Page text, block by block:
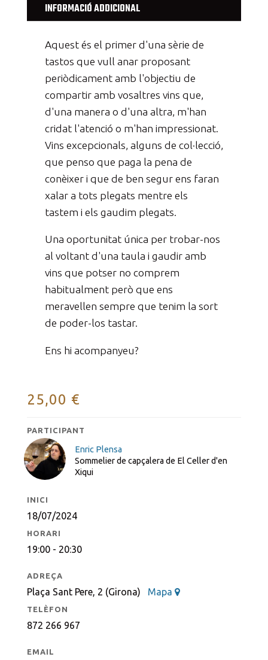
INFORMACIÓ ADDICIONAL
Aquest és el primer d'una sèrie de
tastos que vull anar proposant
periòdicament amb l'objectiu de
compartir amb vosaltres vins que,
d'una manera o d'una altra, m'han
cridat l'atenció o m'han impressionat.
Vins excepcionals, alguns de col·lecció,
que penso que paga la pena de
conèixer i que de ben segur ens faran
xalar a tots plegats mentre els
tastem i els gaudim plegats.
Una oportunitat única per trobar-nos
al voltant d'una taula i gaudir amb
vins que potser no comprem
habitualment però que ens
meravellen sempre que tenim la sort
de poder-los tastar.
Ens hi acompanyeu?
25,00 €
PARTICIPANT
Enric Plensa
Sommelier de capçalera de El Celler d'en
Xiqui
INICI
18/07/2024
HORARI
19:00 - 20:30
ADREÇA
Plaça Sant Pere, 2 (Girona) Mapa
TELÈFON
872 266 967
EMAIL